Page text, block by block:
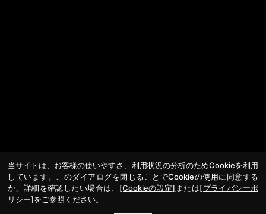
当サイトは、お客様の使いやすさ、利用状況の分析のためCookieを利用
しています。このダイアログを閉じることでCookieの使用に同意する
か、詳細を確認したい場合は、 [Cookieの設定] または[プライバシーポ
リシー]をご参照ください。